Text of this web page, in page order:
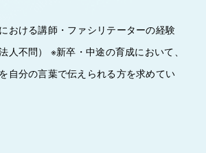
おける講師・ファシリテーターの経験
人不問） ※新卒・中途の育成において、
自分の言葉で伝えられる方を求めてい